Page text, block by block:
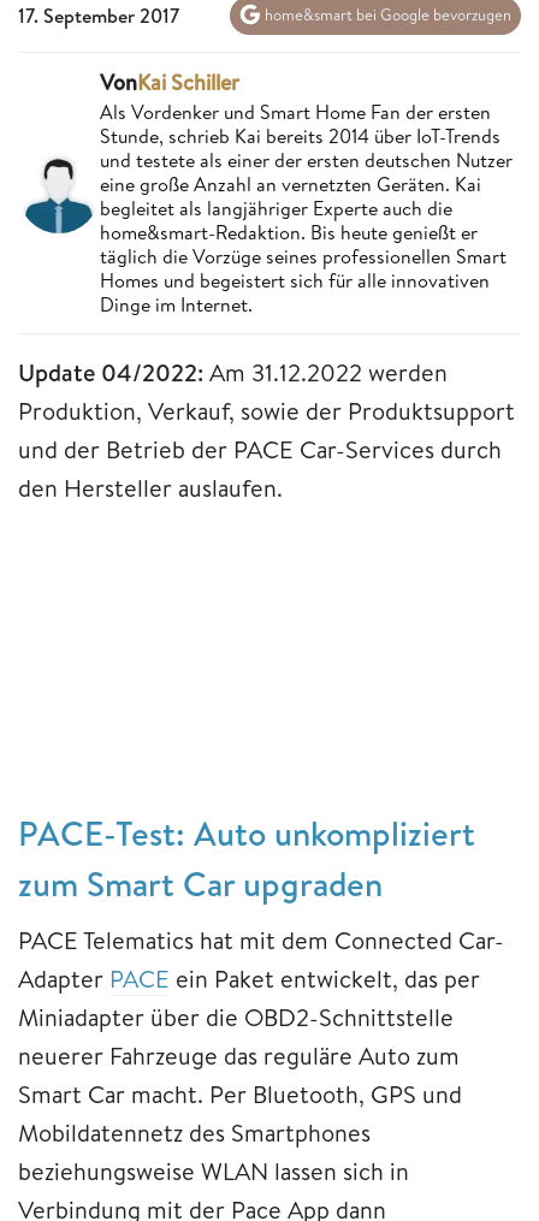
17. September 2017 home&smart bei Google bevorzugen
VonKai Schiller
Als Vordenker und Smart Home Fan der ersten
Stunde, schrieb Kai bereits 2014 über IoT-Trends
und testete als einer der ersten deutschen Nutzer
eine große Anzahl an vernetzten Geräten. Kai
begleitet als langjähriger Experte auch die
home&smart-Redaktion. Bis heute genießt er
täglich die Vorzüge seines professionellen Smart
Homes und begeistert sich für alle innovativen
Dinge im Internet.
Update 04/2022: Am 31.12.2022 werden
Produktion, Verkauf, sowie der Produktsupport
und der Betrieb der PACE Car-Services durch
den Hersteller auslaufen.
PACE-Test: Auto unkompliziert
zum Smart Car upgraden
PACE Telematics hat mit dem Connected Car-
Adapter PACE ein Paket entwickelt, das per
Miniadapter über die OBD2-Schnittstelle
neuerer Fahrzeuge das reguläre Auto zum
Smart Car macht. Per Bluetooth, GPS und
Mobildatennetz des Smartphones
beziehungsweise WLAN lassen sich in
Verbindung mit der Pace App dann